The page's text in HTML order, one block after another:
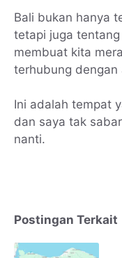
Bali bukan hanya
tetapi juga
membuat kita
terhubung dengan
Ini adalah tempat
dan saya tak
nanti.
Postingan Terkait